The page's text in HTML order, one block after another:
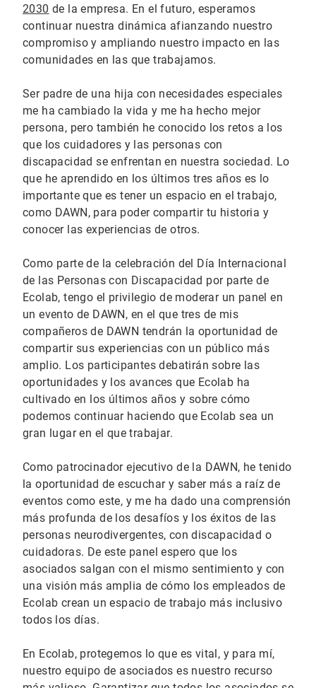
2030 de la empresa. En el futuro, esperamos
continuar nuestra dinámica afianzando nuestro
compromiso y ampliando nuestro impacto en las
comunidades en las que trabajamos.
Ser padre de una hija con necesidades especiales
me ha cambiado la vida y me ha hecho mejor
persona, pero también he conocido los retos a los
que los cuidadores y las personas con
discapacidad se enfrentan en nuestra sociedad. Lo
que he aprendido en los últimos tres años es lo
importante que es tener un espacio en el trabajo,
como DAWN, para poder compartir tu historia y
conocer las experiencias de otros.
Como parte de la celebración del Día Internacional
de las Personas con Discapacidad por parte de
Ecolab, tengo el privilegio de moderar un panel en
un evento de DAWN, en el que tres de mis
compañeros de DAWN tendrán la oportunidad de
compartir sus experiencias con un público más
amplio. Los participantes debatirán sobre las
oportunidades y los avances que Ecolab ha
cultivado en los últimos años y sobre cómo
podemos continuar haciendo que Ecolab sea un
gran lugar en el que trabajar.
Como patrocinador ejecutivo de la DAWN, he tenido
la oportunidad de escuchar y saber más a raíz de
eventos como este, y me ha dado una comprensión
más profunda de los desafíos y los éxitos de las
personas neurodivergentes, con discapacidad o
cuidadoras. De este panel espero que los
asociados salgan con el mismo sentimiento y con
una visión más amplia de cómo los empleados de
Ecolab crean un espacio de trabajo más inclusivo
todos los días.
En Ecolab, protegemos lo que es vital, y para mí,
nuestro equipo de asociados es nuestro recurso